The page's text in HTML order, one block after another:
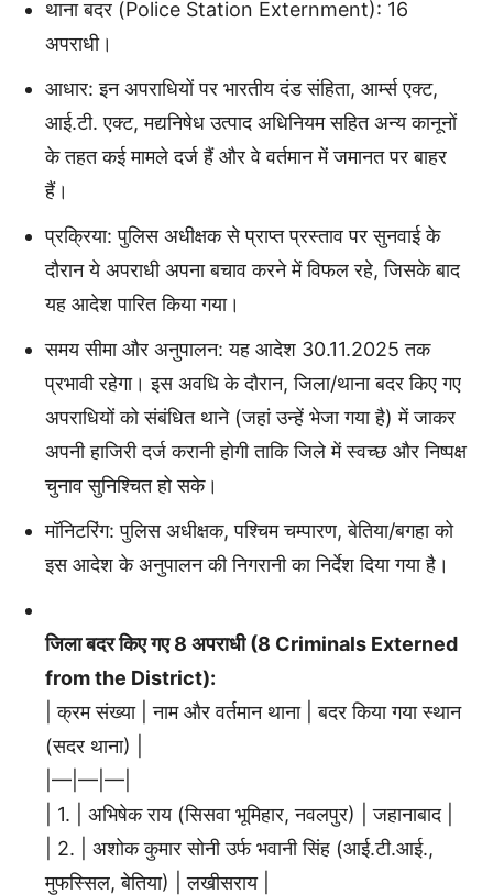
थाना बदर (Police Station Externment): 16
अपराधी।
आधार: इन अपराधियों पर भारतीय दंड संहिता, आर्म्स एक्ट,
आई.टी. एक्ट, मद्यनिषेध उत्पाद अधिनियम सहित अन्य कानूनों
के तहत कई मामले दर्ज हैं और वे वर्तमान में जमानत पर बाहर
हैं।
प्रक्रिया: पुलिस अधीक्षक से प्राप्त प्रस्ताव पर सुनवाई के
दौरान ये अपराधी अपना बचाव करने में विफल रहे, जिसके बाद
यह आदेश पारित किया गया।
समय सीमा और अनुपालन: यह आदेश 30.11.2025 तक
प्रभावी रहेगा। इस अवधि के दौरान, जिला/थाना बदर किए गए
अपराधियों को संबंधित थाने (जहां उन्हें भेजा गया है) में जाकर
अपनी हाजिरी दर्ज करानी होगी ताकि जिले में स्वच्छ और निष्पक्ष
चुनाव सुनिश्चित हो सके।
मॉनिटरिंग: पुलिस अधीक्षक, पश्चिम चम्पारण, बेतिया/बगहा को
इस आदेश के अनुपालन की निगरानी का निर्देश दिया गया है।
जिला बदर किए गए 8 अपराधी (8 Criminals Externed
from the District):
| क्रम संख्या | नाम और वर्तमान थाना | बदर किया गया स्थान
(सदर थाना) |
|—|—|—|
| 1. | अभिषेक राय (सिसवा भूमिहार, नवलपुर) | जहानाबाद |
| 2. | अशोक कुमार सोनी उर्फ भवानी सिंह (आई.टी.आई.,
मुफस्सिल, बेतिया) | लखीसराय |